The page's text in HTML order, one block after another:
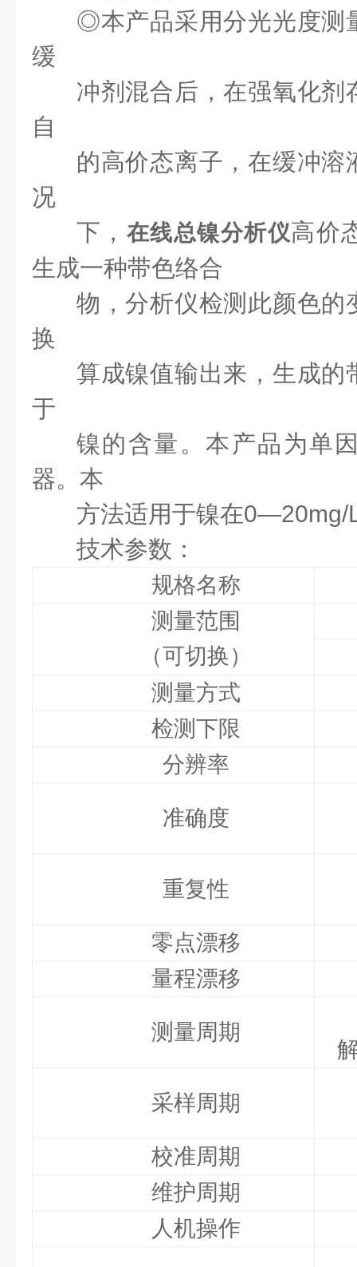
◎本产品采用分光光度测
缓
冲剂混合后，在强氧化剂
自
的高价态离子，在缓冲溶
况
下， 在线总镍分析仪高价
生成一种带色络合
物，分析仪检测此颜色的
换
算成镍值输出来，生成的
于
镍的含量。本产品为单
器。本
方法适用于镍在0—20mg/
技术参数：
规格名称
测量范围
（可切换）
测量方式
检测下限
分辨率
准确度
重复性
零点漂移
量程漂移
测量周期
采样周期
校准周期
维护周期
人机操作